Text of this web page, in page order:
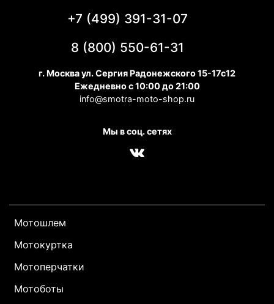
Мотошлем
Мотокуртка
Мотоперчатки
Мотоботы
+7 (499) 391-31-07
8 (800) 550-61-31
г. Москва ул. Сергия Радонежского 15-17с12
Ежедневно с 10:00 до 21:00
info@smotra-moto-shop.ru
Мы в соц. сетях